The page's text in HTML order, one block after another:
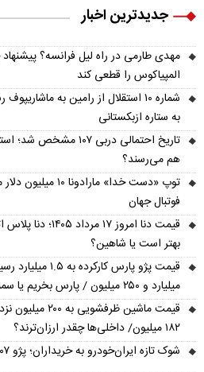
جدیدترین اخبار
مهدی طارمی در راه لیل فرانسه؟
المپیاکوس را قطعی کند
شماره ۱۰ استقلال از رامین به
به ستاره ازبکستانی
هم می‌رسند؟
توپ «دست خدا»
فوتبال جهان
بهتر است یا شاهین؟
میلیارد و ۲۵۰ میلیون / پارس بخریم یا سمند LX؟
۱۸۲ میلیون/ داخلی‌ها چقدر ارزان‌ترند؟
شوک تازه ایران‌خودرو به خریداران؛ پژو ۲۰۷ از مرز ۲ میلیارد تومان عبور کرد